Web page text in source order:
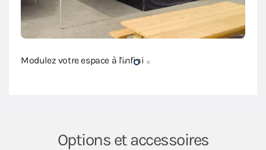
Modulez votre espace à l'infini
Options et accessoires